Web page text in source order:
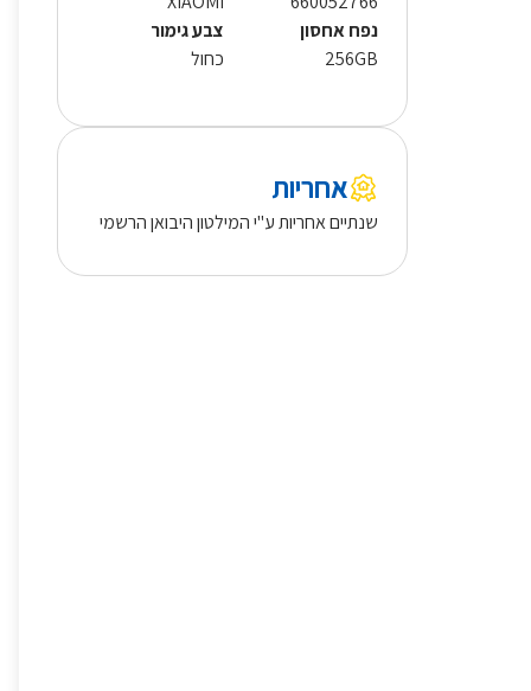
נפח אחסון
256GB
צבע גימור
כחול
אחריות
שנתיים אחריות ע"י המילטון היבואן הרשמי